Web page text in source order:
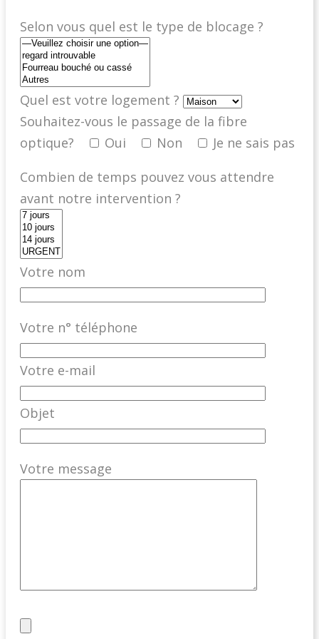
Selon vous quel est le type de blocage ?
Quel est votre logement ?
Souhaitez-vous le passage de la fibre
optique?
Oui Non
Je ne sais pas
Combien de temps pouvez vous attendre
avant notre intervention ?
Votre nom
Votre n° téléphone
Votre e-mail
Objet
Votre message